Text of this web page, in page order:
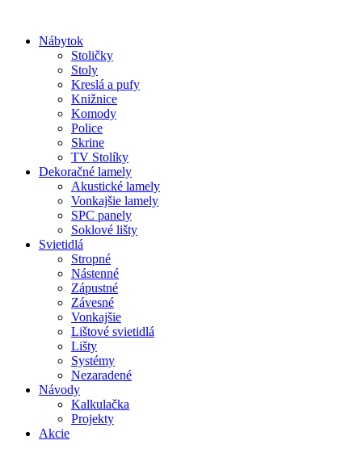
obsah
Nábytok
Stoličky
Stoly
Kreslá a pufy
Knižnice
Komody
Police
Skrine
TV Stolíky
Dekoračné lamely
Akustické lamely
Vonkajšie lamely
SPC panely
Soklové lišty
Svietidlá
Stropné
Nástenné
Zápustné
Závesné
Vonkajšie
Lištové svietidlá
Lišty
Systémy
Nezaradené
Návody
Kalkulačka
Projekty
Akcie